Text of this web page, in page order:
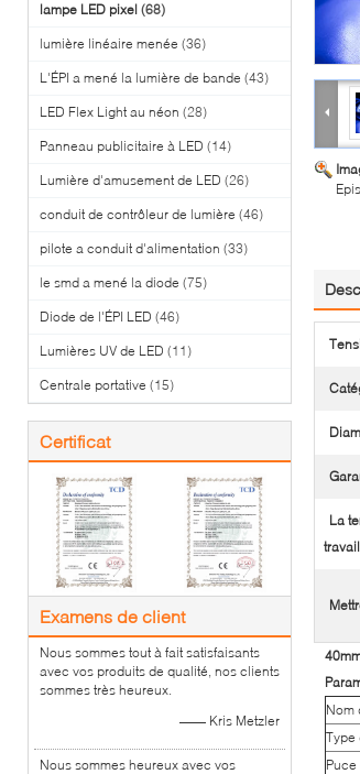
lampe LED pixel (68)
lumière linéaire menée (36)
L'ÉPI a mené la lumière de bande (43)
LED Flex Light au néon (28)
Panneau publicitaire à LED (14)
Lumière d'amusement de LED (26)
conduit de contrôleur de lumière (46)
pilote a conduit d'alimentation (33)
le smd a mené la diode (75)
Diode de l'ÉPI LED (46)
Lumières UV de LED (11)
Centrale portative (15)
Certificat
Examens de client
Nous sommes tout à fait satisfaisants
avec vos produits de qualité, nos clients
sommes très heureux.
—— Kris Metzler
Nous sommes heureux avec vos
La
Nom
Type
Puce